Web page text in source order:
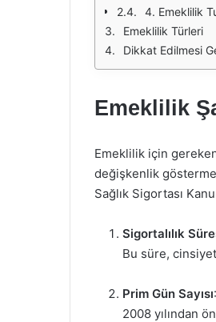
4. Emeklilik
Emeklilik Türleri
Dikkat Edilmesi
Emeklilik
Emeklilik için
değişkenlik
Sağlık Sigortası
Sigortalılık
Bu süre,
Prim Gün Sayısı
2008 yılından